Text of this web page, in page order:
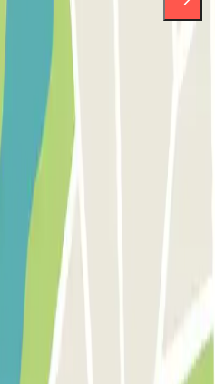
notre politique de confidentialité
commerciales de Parclick. Sans
désinscrire quand vous le